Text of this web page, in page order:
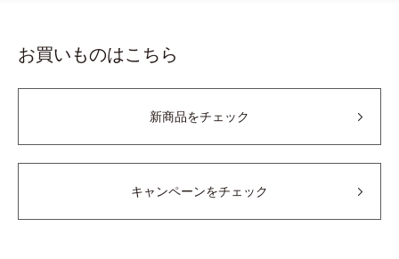
お買いものはこちら
新商品をチェック
キャンペーンをチェック